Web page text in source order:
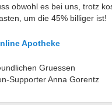
obwohl es bei uns, trotz
um die 45% billiger ist!
Apotheke
Gruessen
Supporter Anna Gorentz